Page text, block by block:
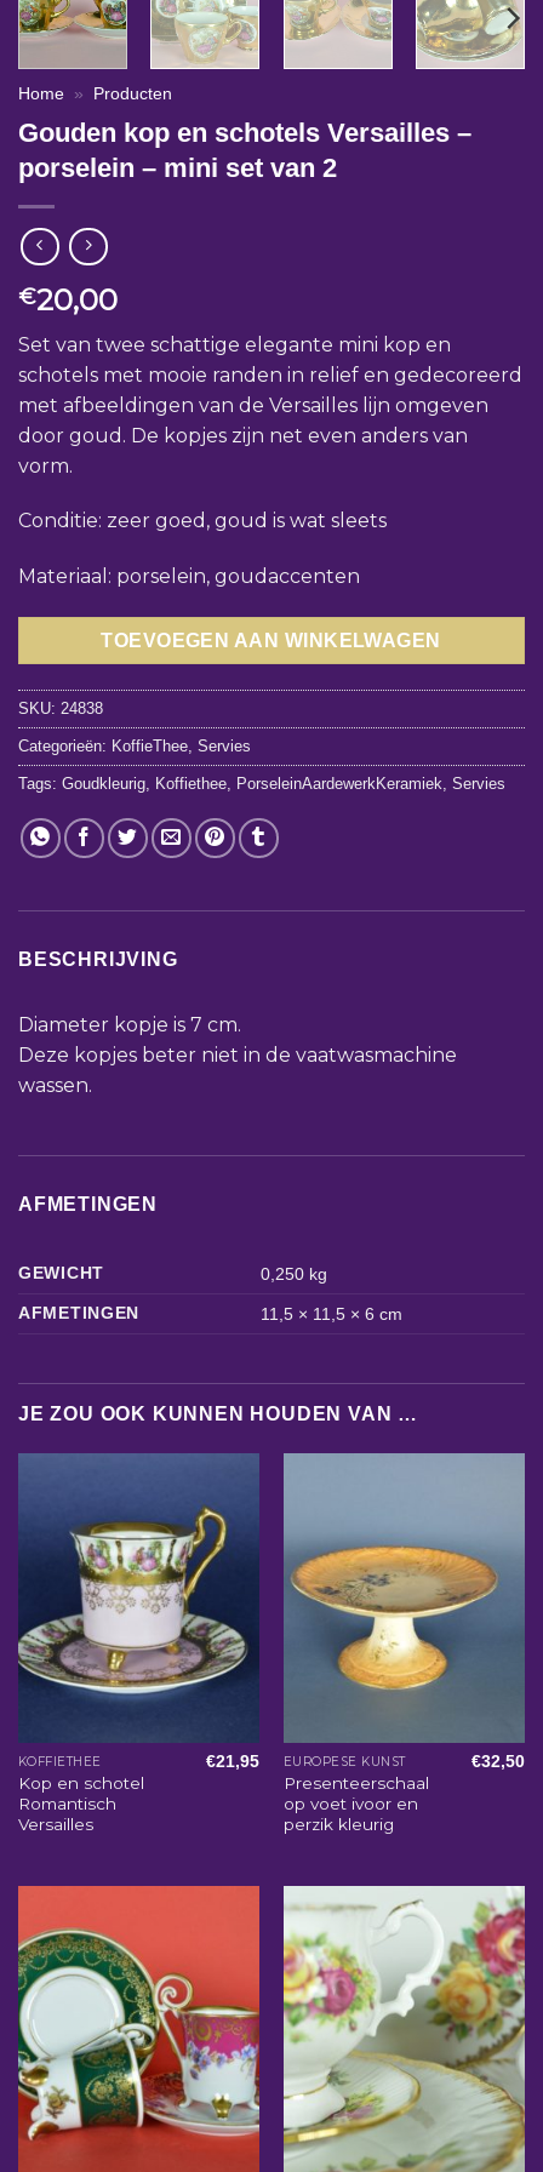
Home » Producten
Gouden kop en schotels Versailles –
porselein – mini set van 2
€20,00
Set van twee schattige elegante mini kop en
schotels met mooie randen in relief en gedecoreerd
met afbeeldingen van de Versailles lijn omgeven
door goud. De kopjes zijn net even anders van
vorm.
Conditie: zeer goed, goud is wat sleets
Materiaal: porselein, goudaccenten
TOEVOEGEN AAN WINKELWAGEN
SKU: 24838
Categorieën: KoffieThee Servies
Tags: Goudkleurig Koffiethee PorseleinAardewerkKeramiek Servies
BESCHRIJVING
Diameter kopje is 7 cm.
Deze kopjes beter niet in de vaatwasmachine
wassen.
AFMETINGEN
GEWICHT
0,250 kg
AFMETINGEN
11,5 × 11,5 × 6 cm
JE ZOU OOK KUNNEN HOUDEN VAN …
KOFFIETHEE
Kop en schotel
Romantisch
Versailles
€21,95 EUROPESE KUNST
Presenteerschaal
op voet ivoor en
perzik kleurig
€32,50